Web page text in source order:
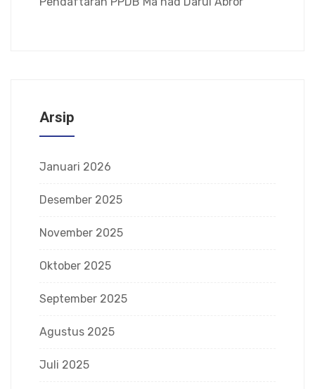
Arsip
Januari 2026
Desember 2025
November 2025
Oktober 2025
September 2025
Agustus 2025
Juli 2025